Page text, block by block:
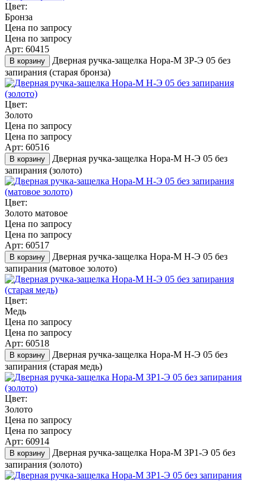
Цвет:
Бронза
Цена по запросу
Цена по запросу
Арт: 60415
В корзину
Дверная ручка-защелка Нора-М ЗР-Э 05 без
запирания (старая бронза)
Цвет:
Золото
Цена по запросу
Цена по запросу
Арт: 60516
В корзину
Дверная ручка-защелка Нора-М Н-Э 05 без
запирания (золото)
Цвет:
Золото матовое
Цена по запросу
Цена по запросу
Арт: 60517
В корзину
Дверная ручка-защелка Нора-М Н-Э 05 без
запирания (матовое золото)
Цвет:
Медь
Цена по запросу
Цена по запросу
Арт: 60518
В корзину
Дверная ручка-защелка Нора-М Н-Э 05 без
запирания (старая медь)
Цвет:
Золото
Цена по запросу
Цена по запросу
Арт: 60914
В корзину
Дверная ручка-защелка Нора-М ЗР1-Э 05 без
запирания (золото)